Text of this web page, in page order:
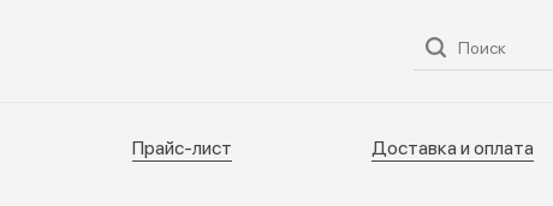
Доставка и оплата
Прайс-лист Доставка и оплата